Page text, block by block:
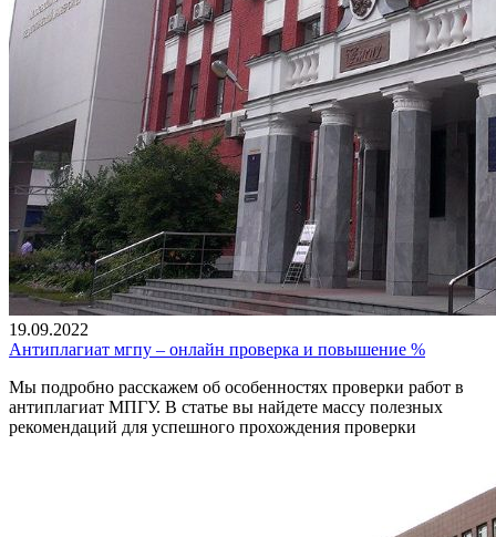
19.09.2022
Антиплагиат мгпу – онлайн проверка и повышение %
Мы подробно расскажем об особенностях проверки работ в
антиплагиат МПГУ. В статье вы найдете массу полезных
рекомендаций для успешного прохождения проверки